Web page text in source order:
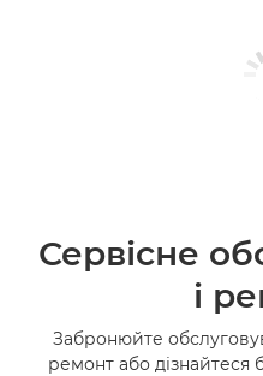
Сервісне
і
Забронюйте
ремонт або дізнайтеся